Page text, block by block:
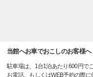
当館へお車でおこしのお客様へ
駐車場は、1台1泊あたり600円で
お電話、もしくはWEB予約の際